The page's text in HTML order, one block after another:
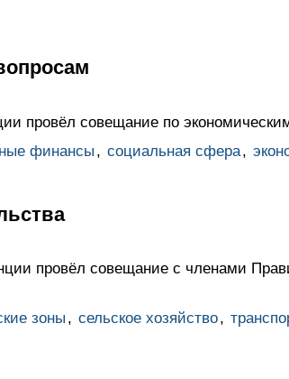
провёл совещание по
финансы , социальная сфера,
провёл совещание с членами
зоны , сельское хозяйство,